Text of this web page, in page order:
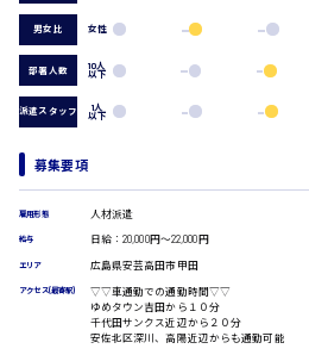
看護師
オフィスワーク系
貿易事務
データ入力
一般事務
総務事務
翻訳、通訳
IT・クリエイティブ系
広島市西区
広島市安佐南区
時給1400円～
男女比 女性
部署人数 10人
以下
派遣スタッフ 1人
以下
募集要項
雇用形態 人材派遣
給与 日給：20,000円～22,000円
エリア 広島県安芸高田市甲田
アクセス(最寄駅)
▽▽車通勤での通勤時間▽▽
ゆめタウン吉田から１０分
千代田サンクス近辺から２０分
安佐北区深川、高陽近辺からも通勤可能